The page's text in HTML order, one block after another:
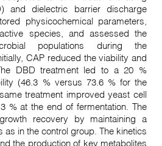
and dielectric barrier discharge
physicochemical parameters,
species, and assessed the
populations during the
CAP reduced the viability and
DBD treatment led to a 20 %
(46.3 % versus 73.6 % for the
treatment improved yeast cell
% at the end of fermentation. The
recovery by maintaining a
as in the control group. The kinetics
the production of key metabolites